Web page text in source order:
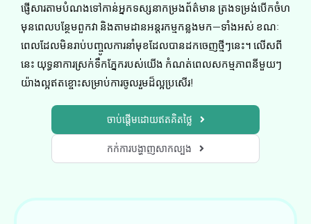
ផ្ញើសារតាមបំណងទៅកាន់អ្នកទស្សនាកម្រងព័ត៌មាន ត្រងទម្រង់បើកចំហ
មុនពេលបន្ថែមពួកវា និងតាមដានអន្តរកម្មកន្លងមក—ទាំងអស់ ខណៈ
ពេលដែលមិនរាប់បញ្ចូលការនាំមុខដែលបានដកចេញថ្មីៗនេះ។ លើសពី
នេះ យុទ្ធនាការស្រក់ទឹកភ្នែករបស់យើង កំណត់ពេលសកម្មភាពនីមួយៗ
យ៉ាងល្អឥតខ្ចោះសម្រាប់ការចូលរួមដ៏ល្អប្រសើរ!
ចាប់ផ្តើមដោយឥតគិតថ្លៃ
កក់ការបង្ហាញសាកល្បង